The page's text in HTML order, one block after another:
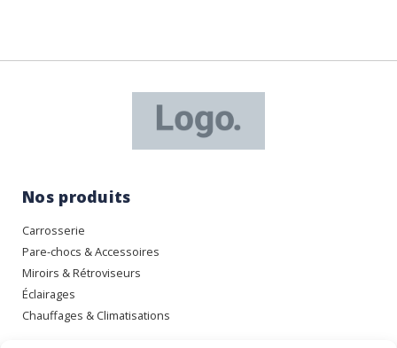
Nos produits
Carrosserie
Pare-chocs & Accessoires
Miroirs & Rétroviseurs
Éclairages
Chauffages & Climatisations